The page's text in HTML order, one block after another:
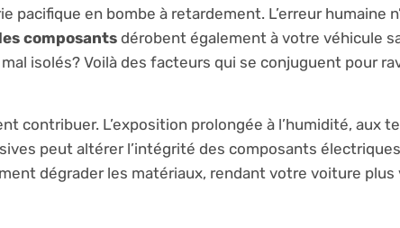
en bombe à retardement. L’erreur humaine
composantsdérobent également à votre véhicule
isolés? Voilà des facteurs qui se conjuguent pour
contribuer. L’exposition prolongée à l’humidité, aux
peut altérer l’intégrité des composants
dégrader les matériaux, rendant votre voiture plus